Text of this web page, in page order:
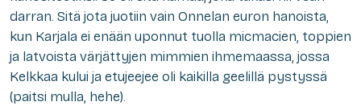
darran. Sitä jota juotiin vain Onnelan euron hanoista,
kun Karjala ei enään uponnut tuolla micmacien, toppien
ja latvoista värjättyjen mimmien ihmemaassa, jossa
Kelkkaa kului ja etujeejee oli kaikilla geelillä pystyssä
(paitsi mulla, hehe).